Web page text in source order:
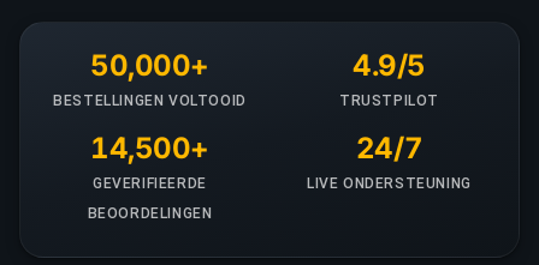
50,000+
BESTELLINGEN VOLTOOID
4.9/5
TRUSTPILOT
14,500+
GEVERIFIEERDE
BEOORDELINGEN
24/7
LIVE ONDERSTEUNING